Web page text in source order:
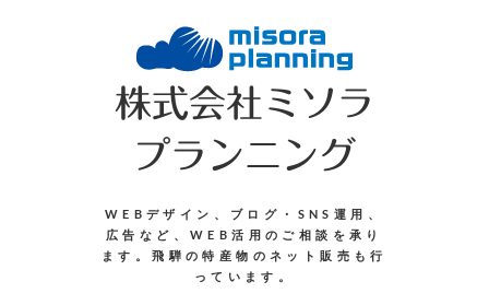
株式会社ミソラ
プランニング
WEBデザイン、ブログ・SNS運用、
広告など、WEB活用のご相談を承り
ます。飛騨の特産物のネット販売も行
っています。